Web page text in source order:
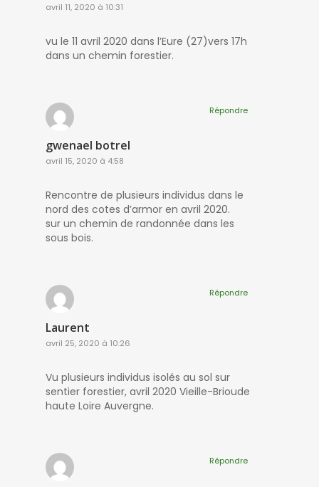
avril 11, 2020 à 10:31
vu le 11 avril 2020 dans l’Eure (27)vers 17h
dans un chemin forestier.
gwenael botrel
avril 15, 2020 à 4:58
Rencontre de plusieurs individus dans le
nord des cotes d’armor en avril 2020.
sur un chemin de randonnée dans les
sous bois.
Répondre
Laurent
avril 25, 2020 à 10:26
Vu plusieurs individus isolés au sol sur
sentier forestier, avril 2020 Vieille-Brioude
haute Loire Auvergne.
Répondre
Répondre